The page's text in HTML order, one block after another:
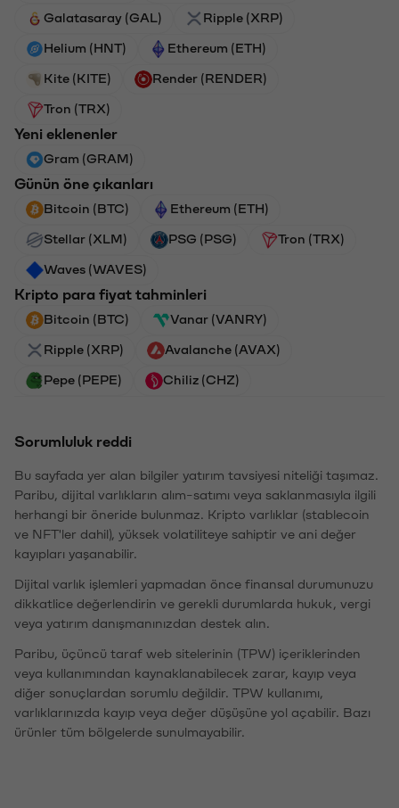
Galatasaray (GAL) Ripple (XRP)
Helium (HNT) Ethereum (ETH)
Kite (KITE) Render (RENDER)
Tron (TRX)
Yeni eklenenler
Gram (GRAM)
Günün öne çıkanları
Bitcoin (BTC) Ethereum (ETH)
Stellar (XLM) PSG (PSG) Tron (TRX)
Waves (WAVES)
Kripto para fiyat tahminleri
Bitcoin (BTC) Vanar (VANRY)
Ripple (XRP) Avalanche (AVAX)
Pepe (PEPE) Chiliz (CHZ)
Sorumluluk reddi
Bu sayfada yer alan bilgiler yatırım tavsiyesi niteliği taşımaz.
Paribu, dijital varlıkların alım-satımı veya saklanmasıyla ilgili
herhangi bir öneride bulunmaz. Kripto varlıklar (stablecoin
ve NFT'ler dahil), yüksek volatiliteye sahiptir ve ani değer
kayıpları yaşanabilir.
Dijital varlık işlemleri yapmadan önce finansal durumunuzu
dikkatlice değerlendirin ve gerekli durumlarda hukuk, vergi
veya yatırım danışmanınızdan destek alın.
Paribu, üçüncü taraf web sitelerinin (TPW) içeriklerinden
veya kullanımından kaynaklanabilecek zarar, kayıp veya
diğer sonuçlardan sorumlu değildir. TPW kullanımı,
varlıklarınızda kayıp veya değer düşüşüne yol açabilir. Bazı
ürünler tüm bölgelerde sunulmayabilir.